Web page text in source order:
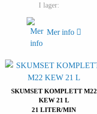
I lager:
Mer info
SKUMSET KOMPLETT M22
KEW 21 L
21 LITER/MIN